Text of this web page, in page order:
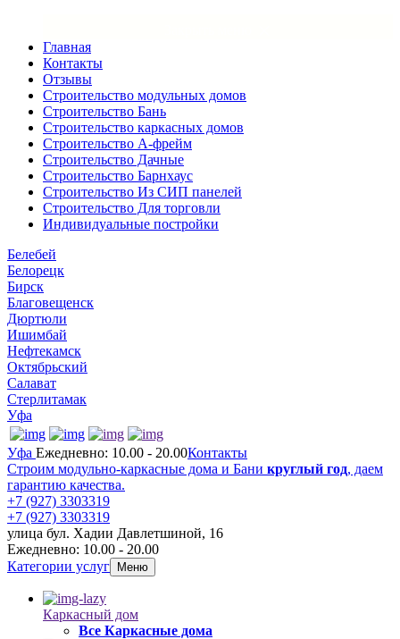
Главная
Контакты
Отзывы
Строительство модульных домов
Строительство Бань
Строительство каркасных домов
Строительство А-фрейм
Строительство Дачные
Строительство Барнхаус
Строительство Из СИП панелей
Строительство Для торговли
Индивидуальные постройки
Белебей
Белорецк
Бирск
Благовещенск
Дюртюли
Ишимбай
Нефтекамск
Октябрьский
Салават
Стерлитамак
Уфа
Уфа Ежедневно: 10.00 - 20.00Контакты
Строим модульно-каркасные дома и Бани круглый год, даем
гарантию качества.
+7 (927) 3303319
+7 (927) 3303319
улица бул. Хадии Давлетшиной, 16
Ежедневно: 10.00 - 20.00
Категории услуг
Меню
Каркасный дом
Все Каркасные дома